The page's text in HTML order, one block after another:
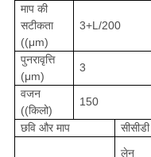
माप की
सटीकता
((μm)
3+L/200
पुनरावृत्ति
(μm)
3
वजन
((किलो)
150
छवि और माप सीसीडी
लेन